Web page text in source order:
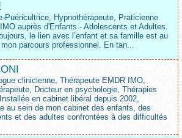
Puéricultrice, Hypnothérapeute, Praticienne
auprès d'Enfants - Adolescents et Adultes.
le lien avec l’enfant et sa famille est au
parcours professionnel. En tan...
clinicienne, Thérapeute EMDR IMO,
Docteur en psychologie, Thérapies
en cabinet libéral depuis 2002,
au sein de mon cabinet des enfants, des
et des adultes confrontées à des difficultés